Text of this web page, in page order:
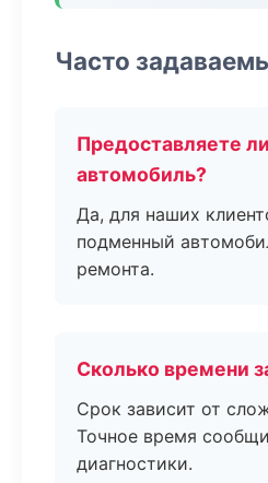
Часто
Предоставляете
автомобиль?
Да, для наших
подменный
ремонта.
Сколько времени
Срок зависит от
Точное время
диагностики.